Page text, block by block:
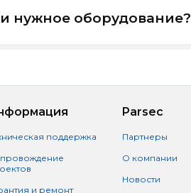
нужное оборудование?
поддержка
и ремонт
Parsec
Партнеры
О компании
Новости